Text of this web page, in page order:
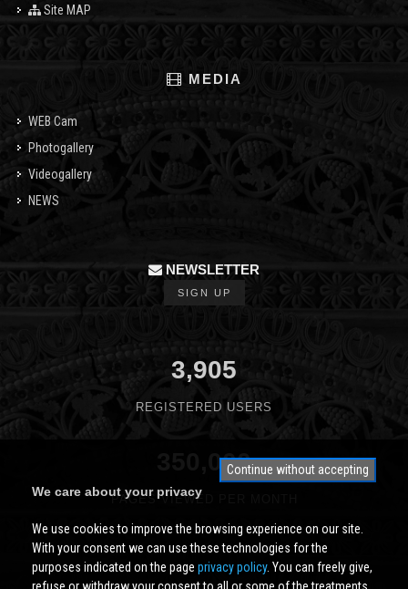
Site MAP
MEDIA
WEB Cam
Photogallery
Videogallery
NEWS
NEWSLETTER
SIGN UP
3,905
REGISTERED USERS
350,000
PAGES VIEWED PER MONTH
Continue without accepting
We care about your privacy
We use cookies to improve the browsing experience on our site.
With your consent we can use these technologies for the
purposes indicated on the page privacy policy. You can freely give,